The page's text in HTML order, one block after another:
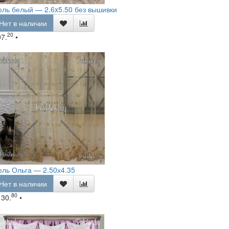
белый — 2.6x5.50 без вышивки
в наличии
20 •
Ольга — 2.50х4.35
в наличии
80 •